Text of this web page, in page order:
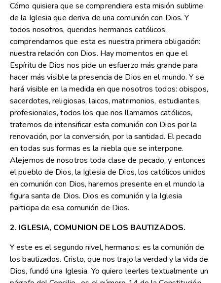
Cómo quisiera que se comprendiera esta misión sublime
de la Iglesia que deriva de una comunión con Dios. Y
todos nosotros, queridos hermanos católicos,
comprendamos que esta es nuestra primera obligación:
nuestra relación con Dios. Hay momentos en que el
Espíritu de Dios nos pide un esfuerzo más grande para
hacer más visible la presencia de Dios en el mundo. Y se
hará visible en la medida en que nosotros todos: obispos,
sacerdotes, religiosas, laicos, matrimonios, estudiantes,
profesionales, todos los que nos llamamos católicos,
tratemos de intensificar esta comunión con Dios por la
renovación, por la conversión, por la santidad. El pecado
en todas sus formas es la niebla que se interpone.
Alejemos de nosotros toda clase de pecado, y entonces
el pueblo de Dios, la Iglesia de Dios, los católicos unidos
en comunión con Dios, haremos presente en el mundo la
figura santa de Dios. Dios es comunión y la Iglesia
participa de esa comunión de Dios.
2. IGLESIA, COMUNION DE LOS BAUTIZADOS.
Y este es el segundo nivel, hermanos: es la comunión de
los bautizados. Cristo, que nos trajo la verdad y la vida de
Dios, fundó una Iglesia. Yo quiero leerles textualmente un